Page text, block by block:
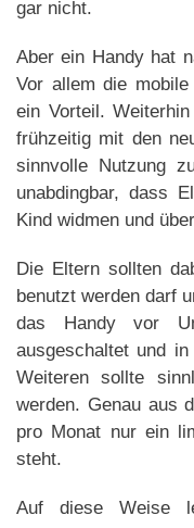
gar nicht.
Aber ein Handy hat
Vor allem die
ein Vorteil.
frühzeitig mit den
sinnvolle Nutzung
unabdingbar, dass
Kind widmen und
Die Eltern sollten
benutzt werden darf
das Handy vor
ausgeschaltet und
Weiteren sollte
werden. Genau aus
pro Monat nur ein
steht.
Auf diese Weise